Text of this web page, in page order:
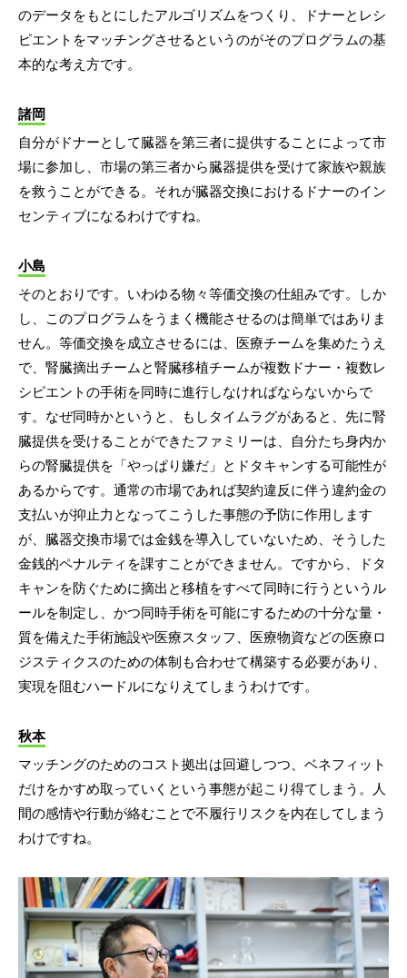
のデータをもとにしたアルゴリズムをつくり、ドナーとレシ
ピエントをマッチングさせるというのがそのプログラムの基
本的な考え方です。
諸岡
自分がドナーとして臓器を第三者に提供することによって市
場に参加し、市場の第三者から臓器提供を受けて家族や親族
を救うことができる。それが臓器交換におけるドナーのイン
センティブになるわけですね。
小島
そのとおりです。いわゆる物々等価交換の仕組みです。しか
し、このプログラムをうまく機能させるのは簡単ではありま
せん。等価交換を成立させるには、医療チームを集めたうえ
で、腎臓摘出チームと腎臓移植チームが複数ドナー・複数レ
シピエントの手術を同時に進行しなければならないからで
す。なぜ同時かというと、もしタイムラグがあると、先に腎
臓提供を受けることができたファミリーは、自分たち身内か
らの腎臓提供を「やっぱり嫌だ」とドタキャンする可能性が
あるからです。通常の市場であれば契約違反に伴う違約金の
支払いが抑止力となってこうした事態の予防に作用します
が、臓器交換市場では金銭を導入していないため、そうした
金銭的ペナルティを課すことができません。ですから、ドタ
キャンを防ぐために摘出と移植をすべて同時に行うというル
ールを制定し、かつ同時手術を可能にするための十分な量・
質を備えた手術施設や医療スタッフ、医療物資などの医療ロ
ジスティクスのための体制も合わせて構築する必要があり、
実現を阻むハードルになりえてしまうわけです。
秋本
マッチングのためのコスト拠出は回避しつつ、ベネフィット
だけをかすめ取っていくという事態が起こり得てしまう。人
間の感情や行動が絡むことで不履行リスクを内在してしまう
わけですね。